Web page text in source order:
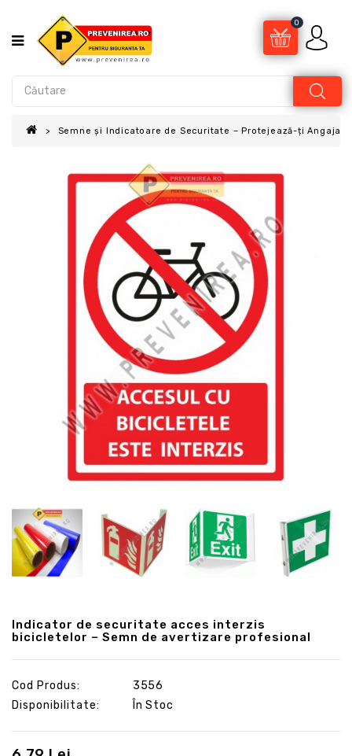
0
Semne și Indicatoare de Securitate – Protejează-ți
Indicator de securitate acces interzis
bicicletelor – Semn de avertizare profesional
Cod Produs:
3556
Disponibilitate:
În Stoc